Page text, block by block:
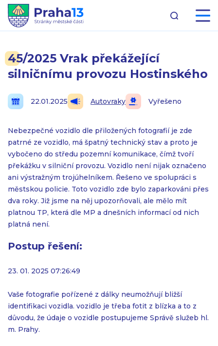
45/2025 Vrak překážející
silničnímu provozu Hostinského
22.01.2025 Autovraky Vyřešeno
Nebezpečné vozidlo dle přiložených fotografií je zde
patrné ze vozidlo, má špatný technický stav a proto je
vybočeno do středu pozemní komunikace, čímž tvoří
překážku v silniční provozu. Vozidlo není nijak označeno
ani výstražným trojúhelníkem. Řešeno ve spolupráci s
městskou policie. Toto vozidlo zde bylo zaparkováni přes
dva roky. Již jsme na něj upozorňovali, ale mělo mít
platnou TP, která dle MP a dnešních informací od nich
platná není.
Postup řešení:
23. 01. 2025 07:26:49
Vaše fotografie pořízené z dálky neumožňují bližší
identifikaci vozidla. vozidlo je třeba fotit z blízka a to z
důvodu, že údaje o vozidle postupujeme Správě služeb hl.
m. Prahy.